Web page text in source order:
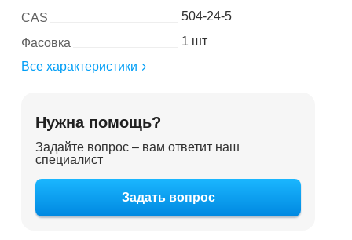
CAS
504-24-5
Фасовка
1 шт
Все характеристики
Нужна помощь?
Задайте вопрос – вам ответит наш
специалист
Задать вопрос